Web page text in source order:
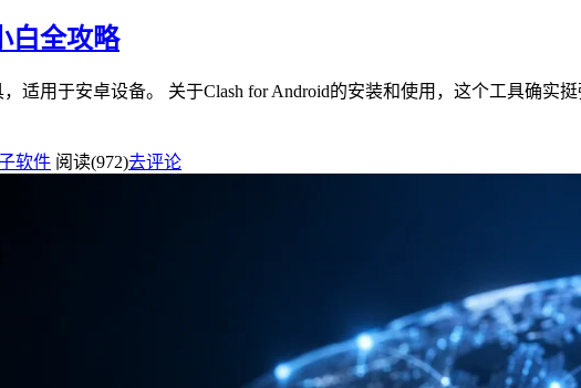
白全攻略
适用于安卓设备。 关于Clash for Android的安装和使用，这个工具确实
软件 阅读(972)去评论